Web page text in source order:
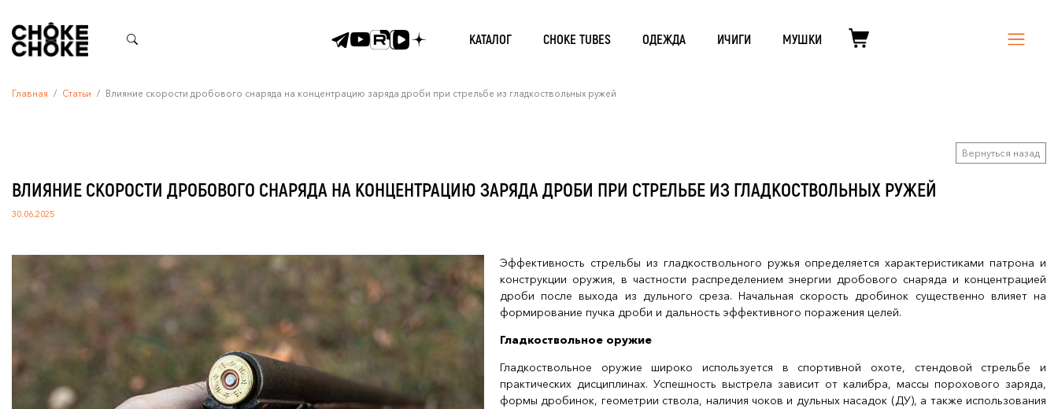
КАТАЛОГ CHOKE TUBES ОДЕЖДА ИЧИГИ МУШКИ
Главная Статьи Влияние скорости дробового снаряда на концентрацию заряда дроби при стрельбе из гладкоствольных ружей
Вернуться назад
ВЛИЯНИЕ СКОРОСТИ ДРОБОВОГО СНАРЯДА НА КОНЦЕНТРАЦИЮ ЗАРЯДА ДРОБИ ПРИ СТРЕЛЬБЕ ИЗ ГЛАДКОСТВОЛЬНЫХ РУЖЕЙ
30.06.2025
Эффективность стрельбы из гладкоствольного ружья определяется характеристиками патрона и
конструкции оружия, в частности распределением энергии дробового снаряда и концентрацией
дроби после выхода из дульного среза. Начальная скорость дробинок существенно влияет на
формирование пучка дроби и дальность эффективного поражения целей.
Гладкоствольное оружие
Гладкоствольное оружие широко используется в спортивной охоте, стендовой стрельбе и
практических дисциплинах. Успешность выстрела зависит от калибра, массы порохового заряда,
формы дробинок, геометрии ствола, наличия чоков и дульных насадок (ДУ), а также использования